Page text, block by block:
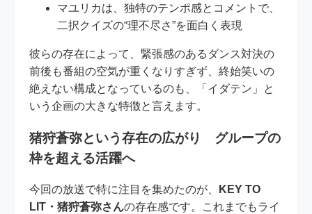
マユリカは、独特のテンポ感とコメントで、
二択クイズの“理不尽さ”を面白く表現
彼らの存在によって、緊張感のあるダンス対決の
前後も番組の空気が重くなりすぎず、終始笑いの
絶えない構成となっているのも、「イダテン」と
いう企画の大きな特徴と言えます。
猪狩蒼弥という存在の広がり グループの
枠を超える活躍へ
今回の放送で特に注目を集めたのが、
KEY TO
LIT・猪狩蒼弥さんの存在感です。これまでもライ